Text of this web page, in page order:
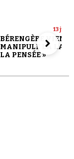
13
BÉRENGÈRE
MANIPULE LA
LA PENSÉE »